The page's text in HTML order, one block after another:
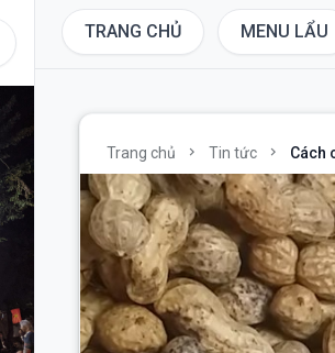
TRANG CHỦ MENU LẨU
Trang chủ chevron_right Tin tức chevron_right Cách